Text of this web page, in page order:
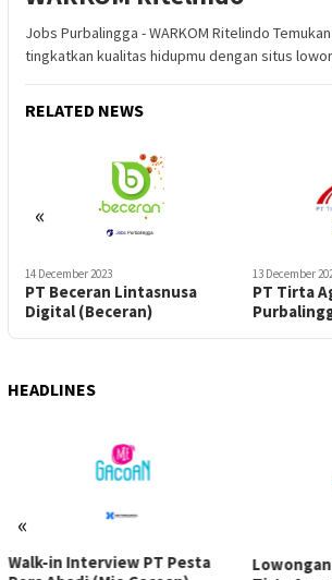
Jobs Purbalingga - WARKOM Ritelindo
tingkatkan kualitas hidupmu dengan situs
RELATED NEWS
«
14 December 2023
PT Beceran Lintasnusa
Digital (Beceran)
13 December
PT Tirta
HEADLINES
«
Walk-in Interview PT Pesta